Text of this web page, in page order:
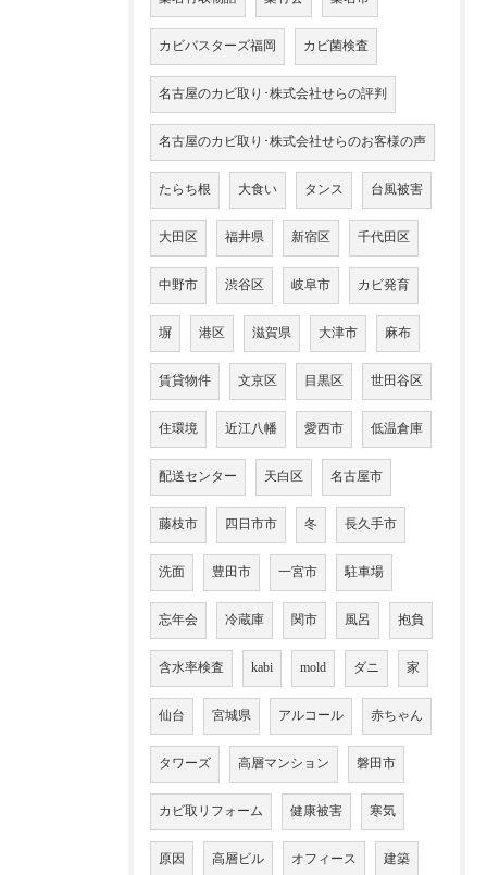
カビバスターズ福岡 カビ菌検査
名古屋のカビ取り･株式会社せらの評判
名古屋のカビ取り･株式会社せらのお客様の声
たらち根 大食い タンス 台風被害
大田区 福井県 新宿区 千代田区
中野市 渋谷区 岐阜市 カビ発育
塀 港区 滋賀県 大津市 麻布
賃貸物件 文京区 目黒区 世田谷区
住環境 近江八幡 愛西市 低温倉庫
配送センター 天白区 名古屋市
藤枝市 四日市市 冬 長久手市
洗面 豊田市 一宮市 駐車場
忘年会 冷蔵庫 関市 風呂 抱負
含水率検査 kabi mold ダニ 家
仙台 宮城県 アルコール 赤ちゃん
タワーズ 高層マンション 磐田市
カビ取リフォーム 健康被害 寒気
原因 高層ビル オフィース 建築